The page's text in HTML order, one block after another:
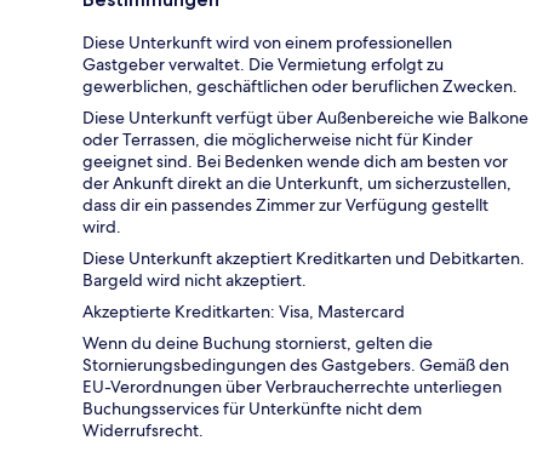
Diese Unterkunft wird von einem professionellen
Gastgeber verwaltet. Die Vermietung erfolgt zu
gewerblichen, geschäftlichen oder beruflichen Zwecken.
Diese Unterkunft verfügt über Außenbereiche wie Balkone
oder Terrassen, die möglicherweise nicht für Kinder
geeignet sind. Bei Bedenken wende dich am besten vor
der Ankunft direkt an die Unterkunft, um sicherzustellen,
dass dir ein passendes Zimmer zur Verfügung gestellt
wird.
Diese Unterkunft akzeptiert Kreditkarten und Debitkarten.
Bargeld wird nicht akzeptiert.
Akzeptierte Kreditkarten: Visa, Mastercard
Wenn du deine Buchung stornierst, gelten die
Stornierungsbedingungen des Gastgebers. Gemäß den
EU-Verordnungen über Verbraucherrechte unterliegen
Buchungsservices für Unterkünfte nicht dem
Widerrufsrecht.